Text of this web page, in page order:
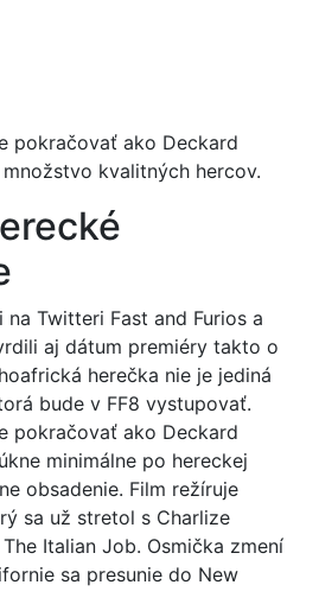
pokračovať ako Deckard
kvalitných hercov.
Twitteri Fast and Furios a
aj dátum premiéry takto o
herečka nie je jediná
bude v FF8 vystupovať.
pokračovať ako Deckard
minimálne po hereckej
obsadenie. Film režíruje
sa už stretol s Charlize
Italian Job. Osmička zmení
sa presunie do New